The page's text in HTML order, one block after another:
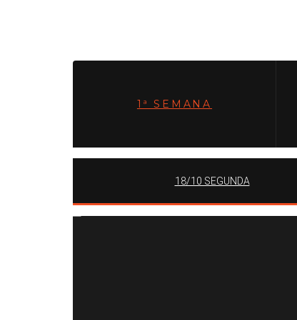
1ª SEMANA
18/10 SEGUNDA
MARY DEL PRIORE